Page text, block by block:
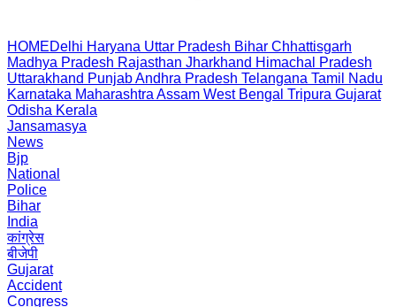
HOMEDelhi Haryana Uttar Pradesh Bihar Chhattisgarh
Madhya Pradesh Rajasthan Jharkhand Himachal Pradesh
Uttarakhand PunjabAndhra Pradesh Telangana Tamil Nadu
Karnataka Maharashtra Assam West Bengal Tripura Gujarat
Odisha Kerala
Jansamasya
News
Bjp
National
Police
Bihar
India
कांग्रेस
बीजेपी
Gujarat
Accident
Congress